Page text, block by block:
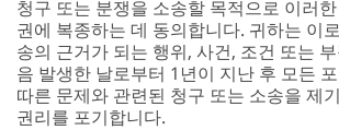
청구 또는 분쟁을 소송할 목적으로 이러
권에 복종하는 데 동의합니다. 귀하는 이
송의 근거가 되는 행위, 사건, 조건 또는
음 발생한 날로부터 1년이 지난 후 모든
따른 문제와 관련된 청구 또는 소송을 제
권리를 포기합니다.